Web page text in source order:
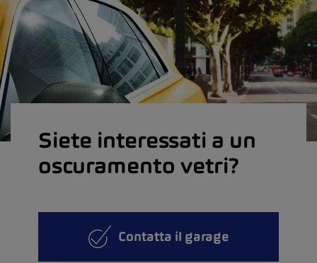
Siete interessati a un
oscuramento vetri?
Contatta il garage